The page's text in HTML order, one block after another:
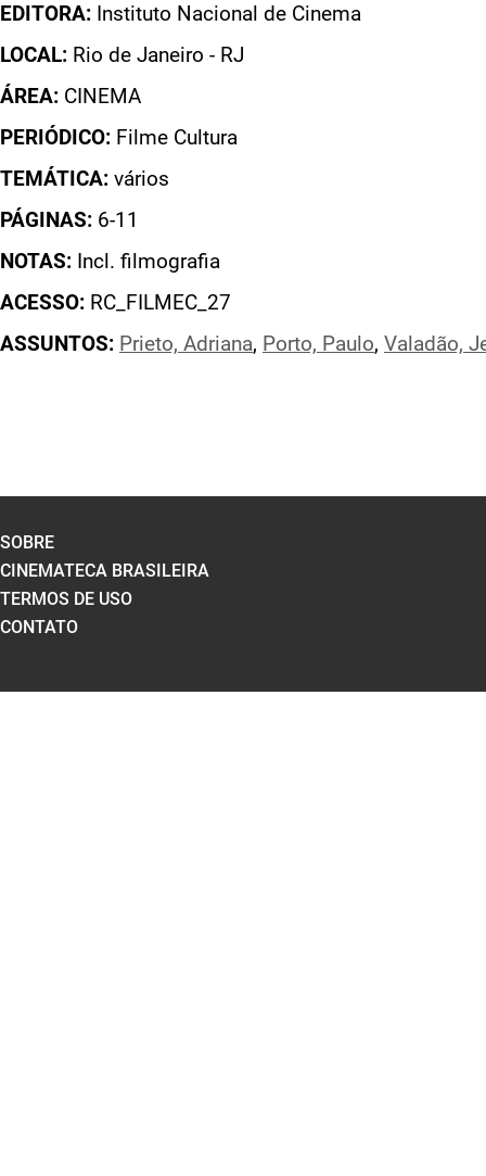
EDITORA: Instituto Nacional de Cinema
LOCAL: Rio de Janeiro - RJ
ÁREA: CINEMA
PERIÓDICO: Filme Cultura
TEMÁTICA: vários
PÁGINAS: 6-11
NOTAS: Incl. filmografia
ACESSO: RC_FILMEC_27
ASSUNTOS: Prieto, Adriana, Porto, Paulo, Valadão,
SOBRE
CINEMATECA BRASILEIRA
TERMOS DE USO
CONTATO